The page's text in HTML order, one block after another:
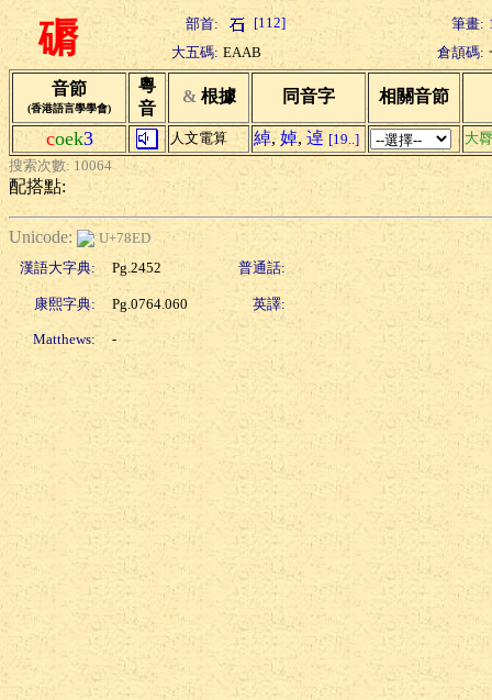
磭 部首: [112] 筆畫:
大五碼: EAAB 倉頡碼:
音節
(香港語言學學會)
粵
音
& 根據 同音字 相關音節
coek3 人文電算 綽, 婥, 逴 [19..]
大脣
搜索次數: 10064
配搭點:
Unicode:
U+78ED
漢語大字典:
Pg.2452 普通話:
康熙字典: Pg.0764.060 英譯:
Matthews: -